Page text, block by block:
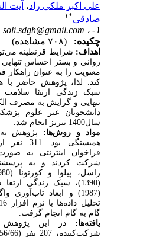
علی اکبر ملکی راد ،آیت
صادقی
۱
soli.sdgh@gmail.com
چکیده:
اهداف:شرایط قرنطینه می‌تواند
روانی و بستر احساس تنهایی
معنویت را به عنوان راهکار
کند. لذا، پژوهش حاضر با
سبک زندگی ارتقا سلامت
تنهایی و گرایش به مصرف
دانشجویان غیر علوم
سال1400 تبریز انجام شد.
مواد و روش‌ها:پژوهش به
همبستگی
فراخوان اینترنتی به
شرکت کردند و به
راسل، پیلوا و کورتونا (1980)، خطرپذیری
(1390)، سبک زندگی
تحلیل داده‌ها با نرم افزار
گام به گام انجام گرفت.
یافته‌ها: